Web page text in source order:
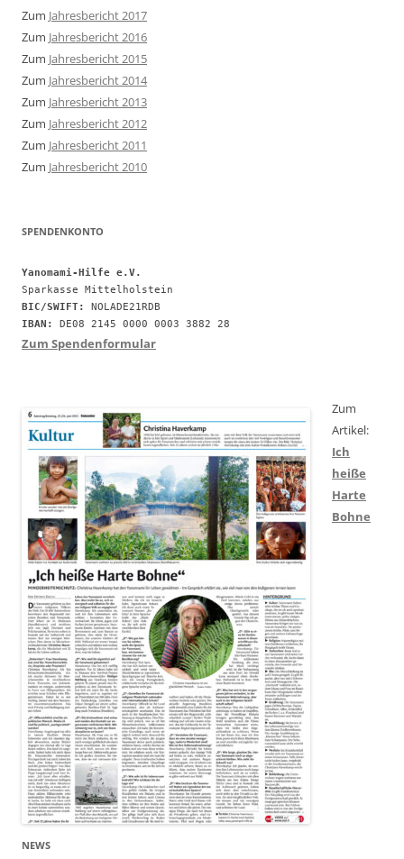
Zum Jahresbericht 2017
Zum Jahresbericht 2016
Zum Jahresbericht 2015
Zum Jahresbericht 2014
Zum Jahresbericht 2013
Zum Jahresbericht 2012
Zum Jahresbericht 2011
Zum Jahresbericht 2010
SPENDENKONTO
Yanomami-Hilfe e.V.
BIC/SWIFT:
IBAN:
DE08 2145 0000 0003 3882 28
Zum Spendenformular
Zum
Artikel:
Ich
heiße
Harte
Bohne
NEWS